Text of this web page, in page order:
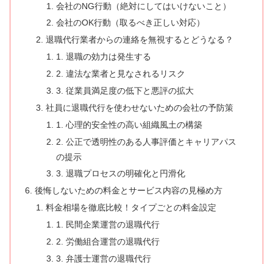
会社のNG行動（絶対にしてはいけないこと）
会社のOK行動（取るべき正しい対応）
退職代行業者からの連絡を無視するとどうなる？
1. 退職の効力は発生する
2. 違法な業者と見なされるリスク
3. 従業員満足度の低下と悪評の拡大
社員に退職代行を使わせないための会社の予防策
1. 心理的安全性の高い組織風土の構築
2. 公正で透明性のある人事評価とキャリアパス
の提示
3. 退職プロセスの明確化と円滑化
後悔しないための料金とサービス内容の見極め方
料金相場を徹底比較！タイプごとの料金設定
1. 民間企業運営の退職代行
2. 労働組合運営の退職代行
3. 弁護士運営の退職代行